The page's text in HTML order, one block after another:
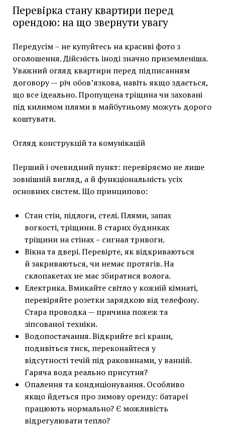
Перевірка стану квартири перед
орендою: на що звернути увагу
Передусім – не купуйтесь на красиві фото з
оголошення. Дійсність іноді значно приземленіша.
Уважний огляд квартири перед підписанням
договору — річ обов’язкова, навіть якщо здається,
що все ідеально. Пропущена тріщина чи заховані
під килимом плями в майбутньому можуть дорого
коштувати.
Огляд конструкцій та комунікацій
Перший і очевидний пункт: перевіряємо не лише
зовнішній вигляд, а й функціональність усіх
основних систем. Що принципово:
Стан стін, підлоги, стелі. Плями, запах
вогкості, тріщини. В старих будинках
тріщини на стінах – сигнал тривоги.
Вікна та двері. Перевірте, як відкриваються
й закриваються, чи немає протягів. На
склопакетах не має збиратися волога.
Електрика. Вмикайте світло у кожній кімнаті,
перевіряйте розетки зарядкою від телефону.
Стара проводка — причина пожеж та
зіпсованої техніки.
Водопостачання. Відкрийте всі крани,
подивіться тиск, переконайтеся у
відсутності течій під раковинами, у ванній.
Гаряча вода реально присутня?
Опалення та кондиціонування. Особливо
якщо йдеться про зимову оренду: батареї
працюють нормально? Є можливість
відрегулювати тепло?